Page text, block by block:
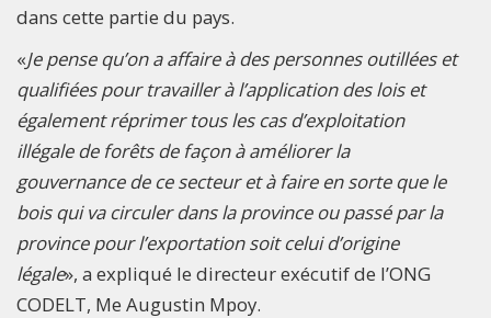
dans cette partie du pays.
«Je pense qu’on a affaire à des personnes outillées et
qualifiées pour travailler à l’application des lois et
également réprimer tous les cas d’exploitation
illégale de forêts de façon à améliorer la
gouvernance de ce secteur et à faire en sorte que le
bois qui va circuler dans la province ou passé par la
province pour l’exportation soit celui d’origine
légale», a expliqué le directeur exécutif de l’ONG
CODELT, Me Augustin Mpoy.